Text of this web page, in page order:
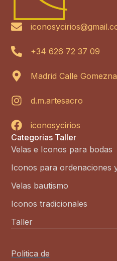
+34 626 72 37 09
Madrid Calle
d.m.artesacro
iconosycirios
Categorias Taller
Velas e Iconos para bodas
Iconos para ordenaciones
Velas bautismo
Iconos tradicionales
Taller
Politica de